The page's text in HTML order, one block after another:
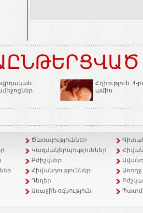
Հղիություն. 4-
ամիս
Ծառայություններ
Կազմակերպություններ
Բժիշկներ
Հիվանդություններ
Դեղեր
Առաջին օգնություն